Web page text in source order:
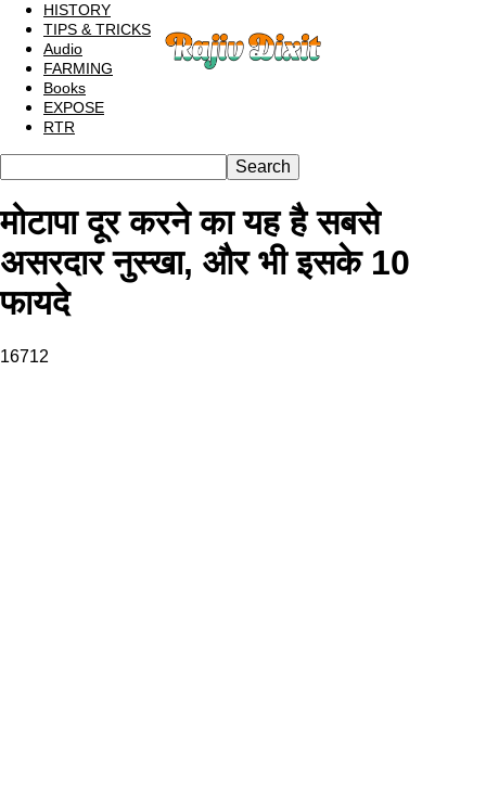
HISTORY
TIPS & TRICKS
Audio
FARMING
Books
EXPOSE
RTR
मोटापा दूर करने का यह है सबसे
असरदार नुस्खा, और भी इसके 10
फायदे
16712